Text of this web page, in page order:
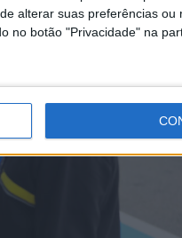
alterar suas preferências
no botão "Privacidade" na